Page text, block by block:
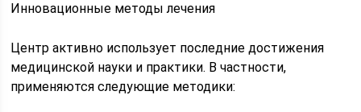
Инновационные методы лечения
Центр активно использует последние достижения
медицинской науки и практики. В частности,
применяются следующие методики: